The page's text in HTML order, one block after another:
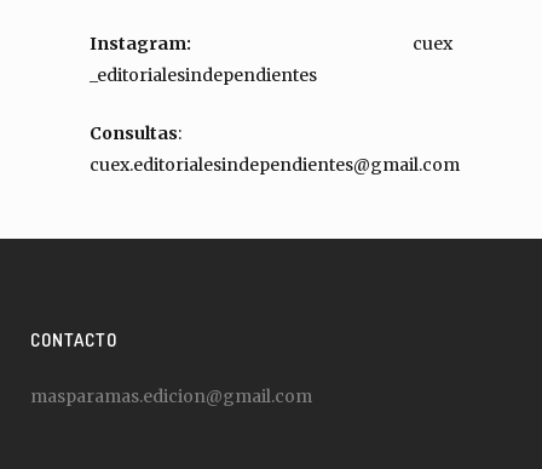
Instagram: cuex
_editorialesindependientes
Consultas:
cuex.editorialesindependientes@gmail.com
CONTACTO
masparamas.edicion@gmail.com